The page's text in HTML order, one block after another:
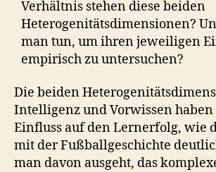
Verhältnis stehen diese beiden
Heterogenitätsdimensionen?
man tun, um ihren jeweiligen
empirisch zu untersuchen?
Die beiden
Intelligenz und Vorwissen
Einfluss auf den Lernerfolg, wie
mit der Fußballgeschichte
man davon ausgeht, das